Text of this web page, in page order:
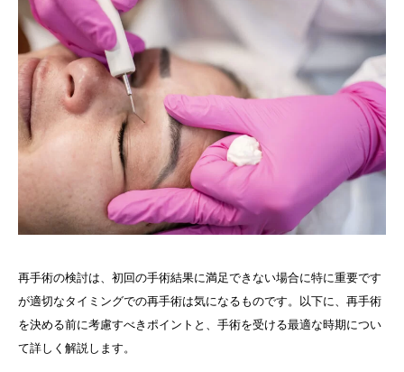
再手術の検討は、初回の手術結果に満足できない場合に特に重要です
が適切なタイミングでの再手術は気になるものです。以下に、再手術
を決める前に考慮すべきポイントと、手術を受ける最適な時期につい
て詳しく解説します。